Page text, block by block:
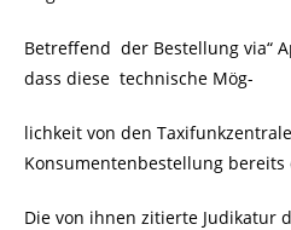
Betreffend der Bestellung via“
dass diese technische Mög-
lichkeit von den
Konsumentenbestellung
Die von ihnen zitierte Judikatur